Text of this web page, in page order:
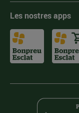
Les nostres apps